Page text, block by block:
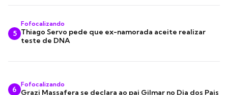
5
Fofocalizando
Thiago Servo pede que ex-namorada aceite realizar
teste de DNA
6
Fofocalizando
Grazi Massafera se declara ao pai Gilmar no Dia dos Pais